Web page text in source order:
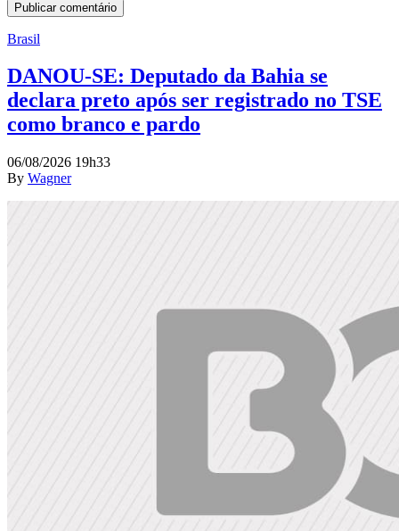
Brasil
DANOU-SE: Deputado da Bahia se
declara preto após ser registrado no TSE
como branco e pardo
06/08/2026 19h33
By Wagner